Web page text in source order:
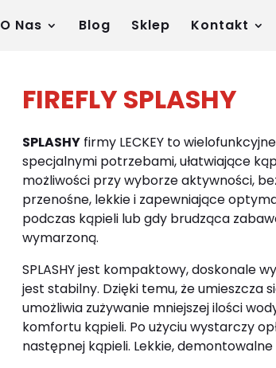
O Nas Blog Sklep Kontakt
FIREFLY SPLASHY
SPLASHYfirmy LECKEY to
specjalnymi potrzebami, ułatwiające
możliwości przy wyborze aktywności,
przenośne, lekkie i zapewniające
podczas kąpieli lub gdy brudząca
wymarzoną.
SPLASHY jest kompaktowy, doskonale
jest stabilny. Dzięki temu, że umieszcza
umożliwia zużywanie mniejszej ilości
komfortu kąpieli. Po użyciu wystarczy
następnej kąpieli. Lekkie, demontowalne